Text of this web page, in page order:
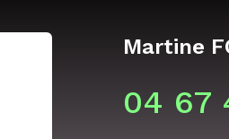
Martine
04 67